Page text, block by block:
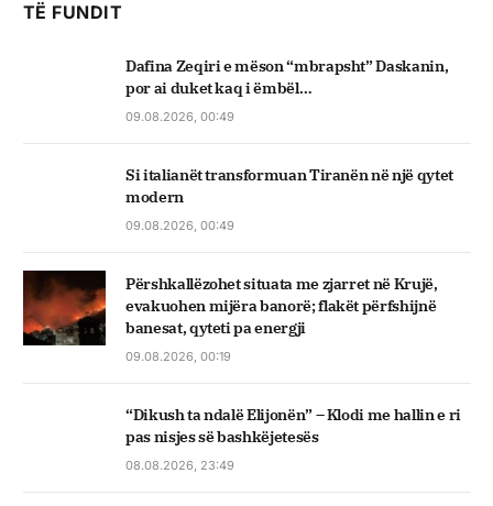
TË FUNDIT
Dafina Zeqiri e mëson “mbrapsht” Daskanin,
por ai duket kaq i ëmbël…
09.08.2026, 00:49
Si italianët transformuan Tiranën në një qytet
modern
09.08.2026, 00:49
Përshkallëzohet situata me zjarret në Krujë,
evakuohen mijëra banorë; flakët përfshijnë
banesat, qyteti pa energji
09.08.2026, 00:19
“Dikush ta ndalë Elijonën” – Klodi me hallin e ri
pas nisjes së bashkëjetesës
08.08.2026, 23:49